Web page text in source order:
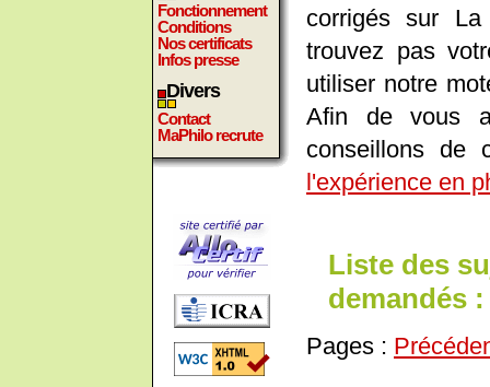
Fonctionnement
Conditions
Nos certificats
Infos presse
Divers
Contact
MaPhilo recrute
corrigés sur
trouvez pas
utiliser notre
Afin de vous
conseillons de
l'expérience en
Liste des
demandés :
Pages :